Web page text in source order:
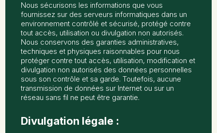
Nous sécurisons les informations que vous
fournissez sur des serveurs informatiques dans un
environnement contrôlé et sécurisé, protégé contre
tout accès, utilisation ou divulgation non autorisés.
Nous conservons des garanties administratives,
techniques et physiques raisonnables pour nous
protéger contre tout accès, utilisation, modification et
divulgation non autorisés des données personnelles
sous son contrôle et sa garde. Toutefois, aucune
transmission de données sur Internet ou sur un
réseau sans fil ne peut être garantie.
Divulgation légale :